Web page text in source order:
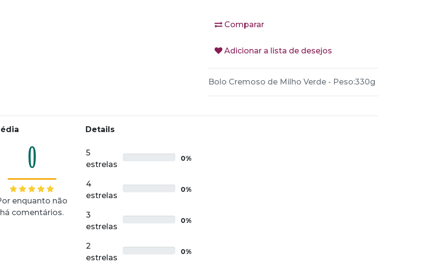
Comparar
Adicionar a lista de desejos
Bolo Cremoso de Milho Verde - Peso:330g
0
enquanto não
há comentários.
Details
5
estrelas
0%
4
estrelas
0%
3
estrelas
0%
2
estrelas
0%